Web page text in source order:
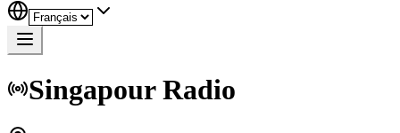
SingapourRadio